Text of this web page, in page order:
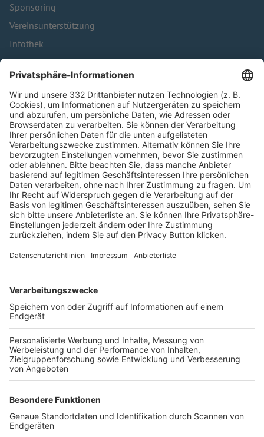
Sponsoring
Vereinsunterstützung
Infothek
Kontakt
HÄUFIG BESUCHTE SEITEN
Pässe und Vereinswechsel
Trainerausbildung
Schulungsangebot Vereinsmitarbeiter
BFV-Geschäftsstellen
Trainerbörse
Login SpielPlus
FOLGE DEM BFV
TOP-VEREINE
TOP-PARTNER